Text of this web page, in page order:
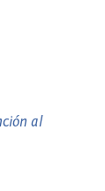
al